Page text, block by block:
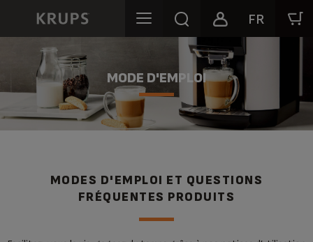
FR
MODE D'EMPLOI
MODES D'EMPLOI ET QUESTIONS
FRÉQUENTES PRODUITS